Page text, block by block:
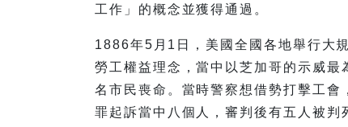
工作」的概念並獲得通過。
1886年5月1日，美國全國各地舉行大
勞工權益理念，當中以芝加哥的示威
名市民喪命。當時警察想借勢打擊工
罪起訴當中八個人，審判後有五人被